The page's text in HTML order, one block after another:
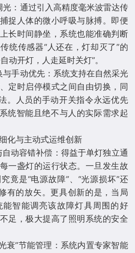
光：通过引入高精度毫米波雷达传
捉人体的微小呼吸与脉搏。即便
长时间静坐，系统也能准确判断
统传感器“人还在，灯却灭了”的
动开灯，人走延时关灯”。
与手动优先：系统支持在自然采光
定时启停模式之间自由切换，同
。人员的手动开关指令永远优先
统智能且绝不与人的实际需求起
化与主动式运维创新
自动容错补偿：得益于单灯独立通
一盏灯的运行状态。一旦发生故
竟是“电源故障”、“光源损坏”还
有的放矢。更具创新的是，当局
智能调亮该故障灯具周围的好
足，极大提高了照明系统的安全
衰”节能管理：系统内置专家智能